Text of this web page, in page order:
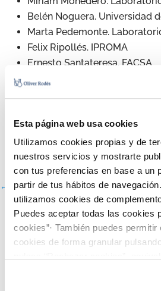
Esta página web usa cookies
Utilizamos cookies propias y de
nuestros servicios y mostrarte
con tus preferencias en base a un
partir de tus hábitos de
utilizamos cookies de
Puedes aceptar todas las cookies
cookies”· También puedes
cookies de forma granular
son indispensables para que el
Belén Noguera. Universidad
Marta Pedemonte.
Felix Ripollés. IPROMA
Ernesto Santateresa. FACSA
Dirigido y coordinado por
Persona de contacto:Virginia
Teléfono:(93) 4785678
← NOTICIA ANTERIOR